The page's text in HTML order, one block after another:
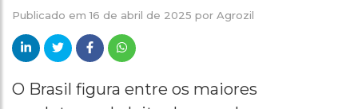
Publicado em16 de abril de 2025 por Agrozil
O Brasil figura entre os maiores